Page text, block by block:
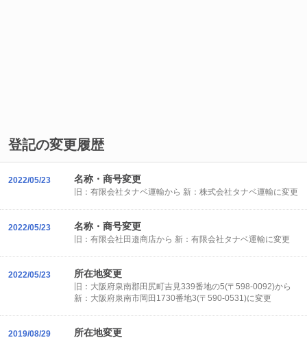
登記の変更履歴
2022/05/23 名称・商号変更
旧：有限会社タナベ運輸から 新：株式会社タナベ運輸に変更
2022/05/23 名称・商号変更
旧：有限会社田邉商店から 新：有限会社タナベ運輸に変更
2022/05/23 所在地変更
旧：大阪府泉南郡田尻町吉見339番地の5(〒598-0092)から
新：大阪府泉南市岡田1730番地3(〒590-0531)に変更
2019/08/29 所在地変更